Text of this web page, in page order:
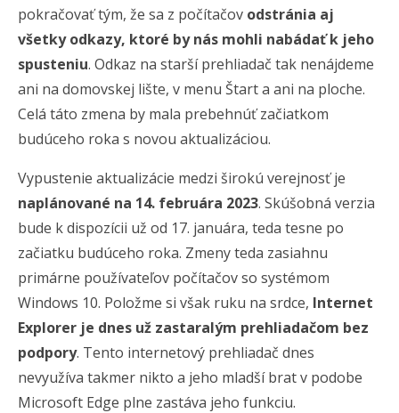
pokračovať tým, že sa z počítačov odstránia aj
všetky odkazy, ktoré by nás mohli nabádať k jeho
spusteniu. Odkaz na starší prehliadač tak nenájdeme
ani na domovskej lište, v menu Štart a ani na ploche.
Celá táto zmena by mala prebehnúť začiatkom
budúceho roka s novou aktualizáciou.
Vypustenie aktualizácie medzi širokú verejnosť je
naplánované na 14. februára 2023. Skúšobná verzia
bude k dispozícii už od 17. januára, teda tesne po
začiatku budúceho roka. Zmeny teda zasiahnu
primárne používateľov počítačov so systémom
Windows 10. Položme si však ruku na srdce, Internet
Explorer je dnes už zastaralým prehliadačom bez
podpory. Tento internetový prehliadač dnes
nevyužíva takmer nikto a jeho mladší brat v podobe
Microsoft Edge plne zastáva jeho funkciu.